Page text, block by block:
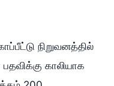
நிறுவனத்தில்
காலியாக